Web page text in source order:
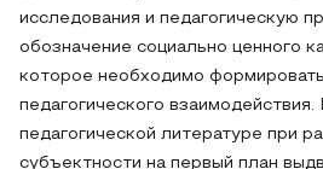
исследования и педагогическую
обозначение социально ценного
которое необходимо
педагогического
педагогической литературе при
субъектности на первый план